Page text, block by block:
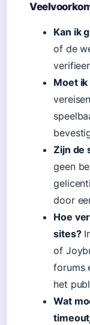
Kan ik
of de
Moet
Zijn de
geen
door
Hoe
sites?
of
forums
het
Wat